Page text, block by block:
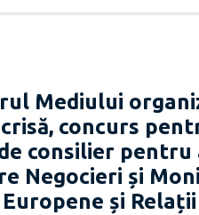
Mediului
concurs
consilier
Negocieri și
și